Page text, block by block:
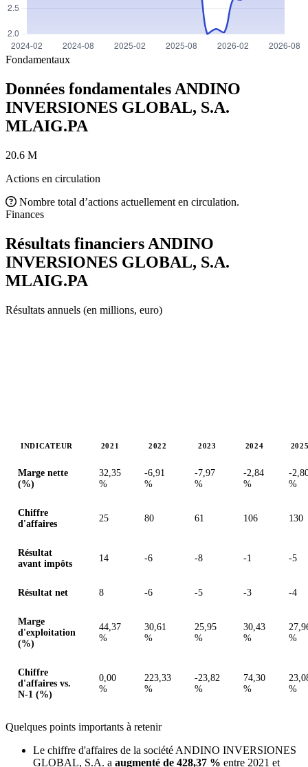
Fondamentaux
Données fondamentales ANDINO
INVERSIONES GLOBAL, S.A.
MLAIG.PA
20.6 M
Actions en circulation
Nombre total d’actions actuellement en circulation.
Finances
Résultats financiers ANDINO
INVERSIONES GLOBAL, S.A.
MLAIG.PA
Résultats annuels (en millions, euro)
INDICATEUR 2021 2022 2023 2024
Marge nette
(%)
32,35
%
-6,91
%
-7,97
%
-2,84
%
-
%
Chiffre
d'affaires
25 80 61 106 130
Résultat
avant impôts
14 -6 -8 -1 -5
Résultat net 8 -6 -5 -3 -4
Marge
d'exploitation
(%)
44,37
%
30,61
%
25,95
%
30,43
%
%
Chiffre
d'affaires vs.
N-1 (%)
0,00
%
223,33
%
-23,82
%
74,30
%
%
Quelques points importants à retenir
Le chiffre d'affaires de la société ANDINO INVERSIONES
GLOBAL, S.A. a augmenté de 428,37 % entre 2021 et